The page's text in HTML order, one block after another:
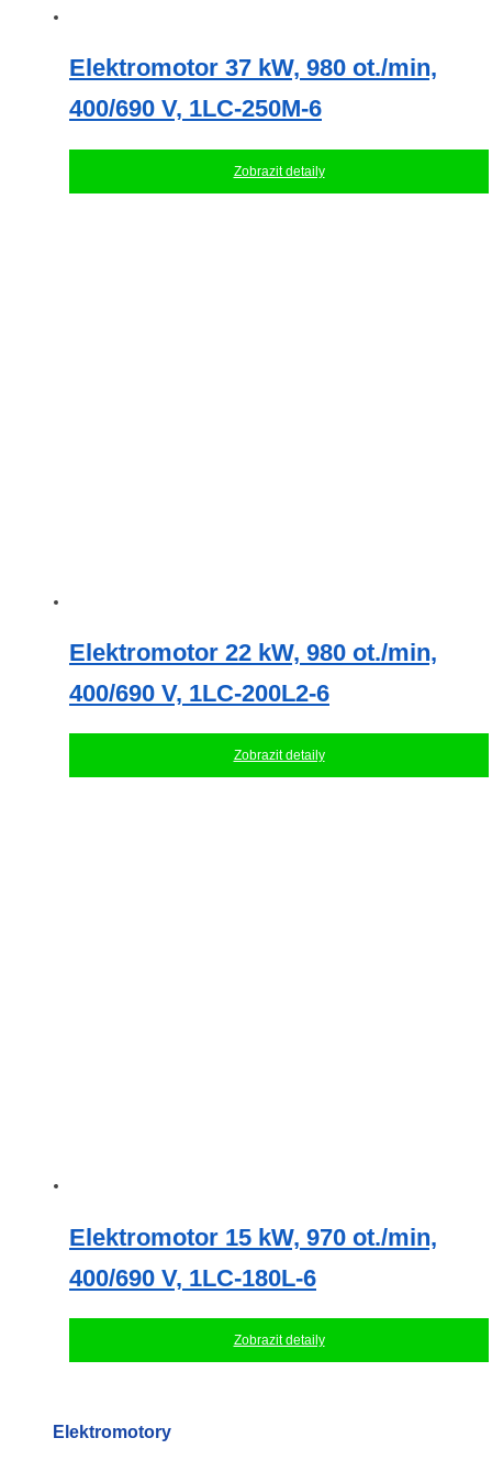
Elektromotor 37 kW, 980 ot./min,
400/690 V, 1LC-250M-6
Zobrazit detaily
Elektromotor 22 kW, 980 ot./min,
400/690 V, 1LC-200L2-6
Zobrazit detaily
Elektromotor 15 kW, 970 ot./min,
400/690 V, 1LC-180L-6
Zobrazit detaily
Elektromotory